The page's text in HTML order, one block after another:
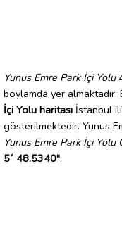
Yunus Emre Park İçi Yolu
boylamda yer almaktadır.
İçi Yolu haritası İstanbul
gösterilmektedir. Yunus
Yunus Emre Park İçi Yolu
5´ 48.5340".